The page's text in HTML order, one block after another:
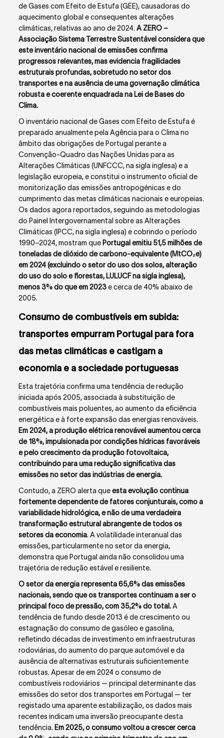
de Gases com Efeito de Estufa (GEE), causadoras do
aquecimento global e consequentes alterações
climáticas, relativas ao ano de 2024.A ZERO –
Associação Sistema Terrestre Sustentável considera que
este inventário nacional de emissões confirma
progressos relevantes, mas evidencia fragilidades
estruturais profundas, sobretudo no setor dos
transportes e na ausência de uma governação climática
robusta e coerente enquadrada na Lei de Bases do
Clima.
O inventário nacional de Gases com Efeito de Estufa é
preparado anualmente pela Agência para o Clima no
âmbito das obrigações de Portugal perante a
Convenção-Quadro das Nações Unidas para as
Alterações Climáticas (UNFCCC, na sigla inglesa) e a
legislação europeia, e constitui o instrumento oficial de
monitorização das emissões antropogénicas e do
cumprimento das metas climáticas nacionais e europeias.
Os dados agora reportados, seguindo as metodologias
do Painel Intergovernamental sobre as Alterações
Climáticas (IPCC, na sigla inglesa) e cobrindo o período
1990–2024, mostram que Portugal emitiu 51,5 milhões de
toneladas de dióxido de carbono-equivalente (MtCO₂e)
em 2024 (excluindo o setor do uso dos solos, alteração
do uso do solo e florestas, LULUCF na sigla inglesa),
menos 3% do que em 2023e cerca de 40% abaixo de
2005.
Consumo de combustíveis em subida:
transportes empurram Portugal para fora
das metas climáticas e castigam a
economia e a sociedade portuguesas
Esta trajetória confirma uma tendência de redução
iniciada após 2005, associada à substituição de
combustíveis mais poluentes, ao aumento da eficiência
energética e à forte expansão das energias renováveis.
Em 2024, a produção elétrica renovável aumentou cerca
de 18%, impulsionada por condições hídricas favoráveis
e pelo crescimento da produção fotovoltaica,
contribuindo para uma redução significativa das
emissões no setor das indústrias de energia.
Contudo, a ZERO alerta queesta evolução continua
fortemente dependente de fatores conjunturais, como a
variabilidade hidrológica, e não de uma verdadeira
transformação estrutural abrangente de todos os
setores da economia. A volatilidade interanual das
emissões, particularmente no setor da energia,
demonstra que Portugal ainda não consolidou uma
trajetória de redução estável e resiliente.
O setor da energia representa 65,6% das emissões
nacionais, sendo que os transportes continuam a ser o
principal foco de pressão, com 35,2% do total.A
tendência de fundo desde 2013 é de crescimento ou
estagnação do consumo de gasóleo e gasolina,
refletindo décadas de investimento em infraestruturas
rodoviárias, do aumento do parque automóvel e da
ausência de alternativas estruturais suficientemente
robustas. Apesar de em 2024 o consumo de
combustíveis rodoviários — principal determinante das
emissões do setor dos transportes em Portugal — ter
registado uma aparente estabilização, os dados mais
recentes indicam uma inversão preocupante desta
tendência. Em 2025, o consumo voltou a crescer cerca